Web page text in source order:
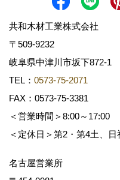
共和木材工業株式会社
〒509-9232
岐阜県中津川市坂下872‐1
TEL： 0573-75-2071
FAX：0573-75-3381
＜営業時間＞8:00～17:00
＜定休日＞第2・第4土、
名古屋営業所